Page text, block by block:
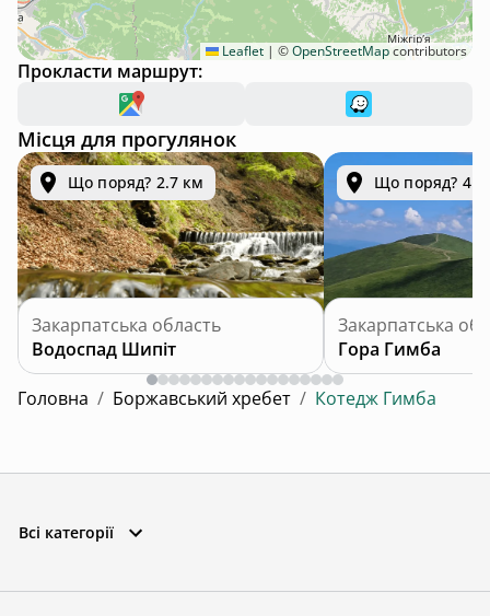
Leaflet | ©OpenStreetMapcontributors
Прокласти маршрут:
Місця для прогулянок
Що поряд? 2.7 км
Закарпатська область
Водоспад Шипіт
Що поряд? 4.9
Закарпатська
Гора Гимба
Головна / Боржавський хребет / Котедж Гимба
Всі категорії